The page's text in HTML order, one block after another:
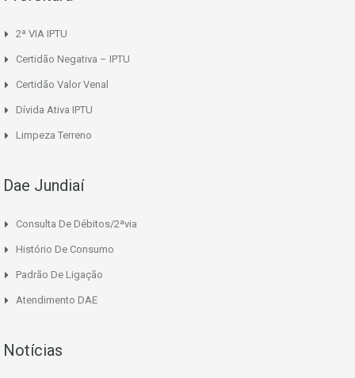
2ª VIA IPTU
Certidão Negativa – IPTU
Certidão Valor Venal
Dívida Ativa IPTU
Limpeza Terreno
Dae Jundiaí
Consulta De Débitos/2ªvia
Histório De Consumo
Padrão De Ligação
Atendimento DAE
Notícias